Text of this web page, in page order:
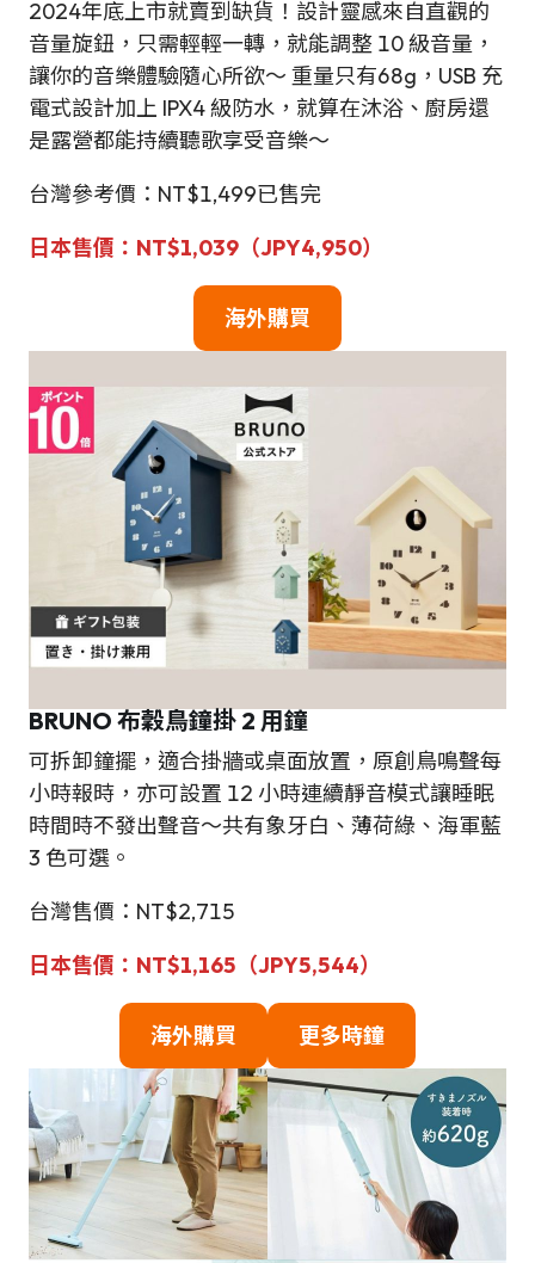
2024年底上市就賣到缺貨！設計靈感來自直觀的
音量旋鈕，只需輕輕一轉，就能調整 10 級音量，
讓你的音樂體驗隨心所欲～ 重量只有68g，USB 充
電式設計加上 IPX4 級防水，就算在沐浴、廚房還
是露營都能持續聽歌享受音樂～
台灣參考價：NT$1,499已售完
日本售價：NT$1,039（JPY4,950）
海外購買
BRUNO 布穀鳥鐘掛 2 用鐘
可拆卸鐘擺，適合掛牆或桌面放置，原創鳥鳴聲每
小時報時，亦可設置 12 小時連續靜音模式讓睡眠
時間時不發出聲音～共有象牙白、薄荷綠、海軍藍
3 色可選。
台灣售價：NT$2,715
日本售價：NT$1,165（JPY5,544）
海外購買 更多時鐘